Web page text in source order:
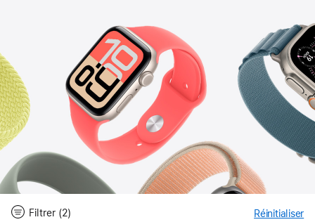
Filtrer (2) Réinitialiser